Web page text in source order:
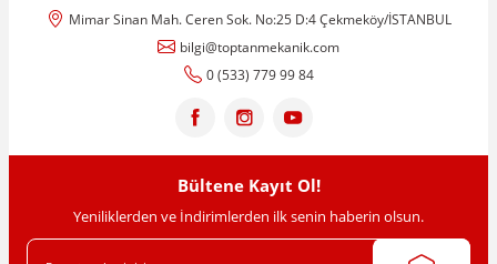
Mimar Sinan Mah. Ceren Sok. No:25 D:4 Çekmeköy/İSTANBUL
bilgi@toptanmekanik.com
0 (533) 779 99 84
Bültene Kayıt Ol!
Yeniliklerden ve İndirimlerden ilk senin haberin olsun.